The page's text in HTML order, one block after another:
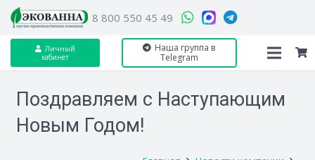
8 800 550 45 49
Личный
кабинет
Наша группа в
Telegram
Поздравляем с Наступающим
Новым Годом!